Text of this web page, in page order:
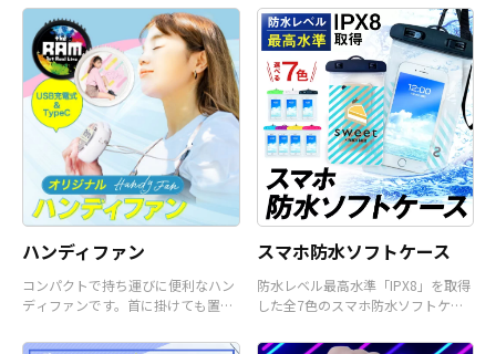
ど様々な業界に人気です。 短納期・
小ロットでの対応も可能ですのでご
不明点がありましたら、個人のお客
様から企業・業者のかた問わずお気
軽にご相談ください。
ハンディファン
コンパクトで持ち運びに便利なハン
ディファンです。首に掛けても置い
スマホ防水ソフトケース
防水レベル最高水準「IPX8」を取得
した全7色のスマホ防水ソフトケー